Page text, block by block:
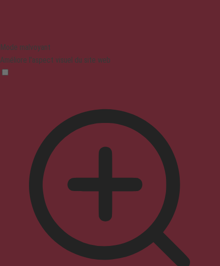
Mode malvoyant
Améliore l'aspect visuel du site web